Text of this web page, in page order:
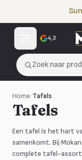
4,3
Zoek naar
Home/Tafels
Tafels
Een tafel is het hart
samenkomt. Bij
complete tafel-